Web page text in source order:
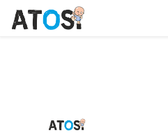
Skip to content